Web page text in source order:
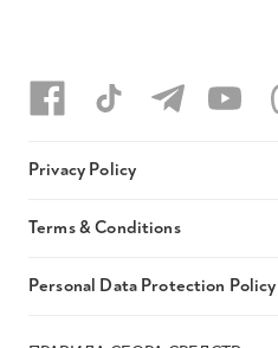
Privacy Policy
Terms & Conditions
Personal Data Protection Policy